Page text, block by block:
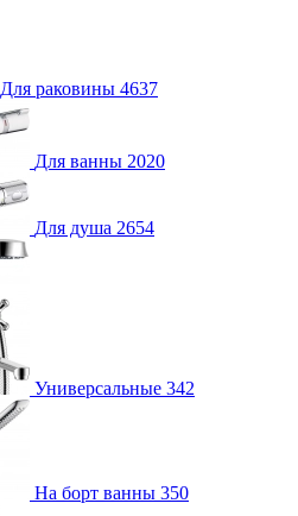
Для раковины 4637
Для ванны 2020
Для душа 2654
Универсальные 342
На борт ванны 350